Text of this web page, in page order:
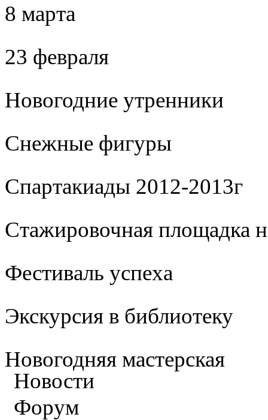
8 марта
23 февраля
Новогодние утренники
Cнежные фигуры
Спартакиады 2012-2013г
Стажировочная
Фестиваль успеха
Экскурсия в библиотеку
Новогодняя мастерская
Новости
Форум